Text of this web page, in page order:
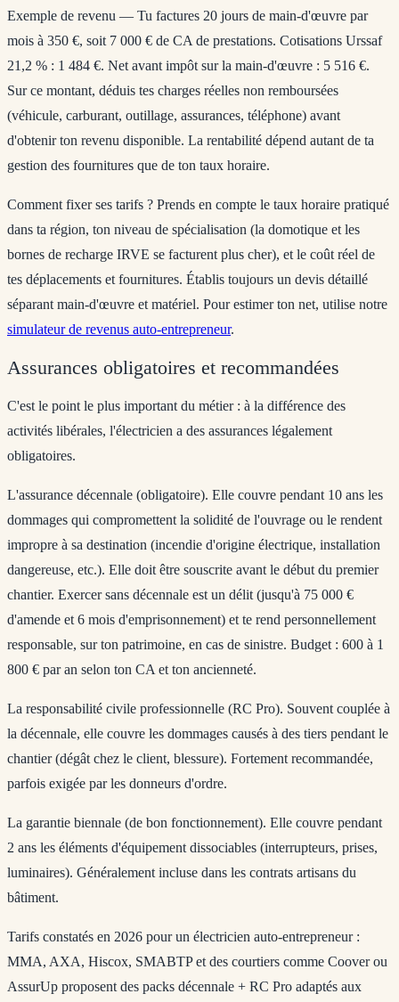
Exemple de revenu — Tu factures 20 jours de main-d'œuvre par
mois à 350 €, soit 7 000 € de CA de prestations. Cotisations Urssaf
21,2 % : 1 484 €. Net avant impôt sur la main-d'œuvre : 5 516 €.
Sur ce montant, déduis tes charges réelles non remboursées
(véhicule, carburant, outillage, assurances, téléphone) avant
d'obtenir ton revenu disponible. La rentabilité dépend autant de ta
gestion des fournitures que de ton taux horaire.
Comment fixer ses tarifs ? Prends en compte le taux horaire pratiqué
dans ta région, ton niveau de spécialisation (la domotique et les
bornes de recharge IRVE se facturent plus cher), et le coût réel de
tes déplacements et fournitures. Établis toujours un devis détaillé
séparant main-d'œuvre et matériel. Pour estimer ton net, utilise notre
simulateur de revenus auto-entrepreneur.
Assurances obligatoires et recommandées
C'est le point le plus important du métier : à la différence des
activités libérales, l'électricien a des assurances légalement
obligatoires.
L'assurance décennale (obligatoire). Elle couvre pendant 10 ans les
dommages qui compromettent la solidité de l'ouvrage ou le rendent
impropre à sa destination (incendie d'origine électrique, installation
dangereuse, etc.). Elle doit être souscrite avant le début du premier
chantier. Exercer sans décennale est un délit (jusqu'à 75 000 €
d'amende et 6 mois d'emprisonnement) et te rend personnellement
responsable, sur ton patrimoine, en cas de sinistre. Budget : 600 à 1
800 € par an selon ton CA et ton ancienneté.
La responsabilité civile professionnelle (RC Pro). Souvent couplée à
la décennale, elle couvre les dommages causés à des tiers pendant le
chantier (dégât chez le client, blessure). Fortement recommandée,
parfois exigée par les donneurs d'ordre.
La garantie biennale (de bon fonctionnement). Elle couvre pendant
2 ans les éléments d'équipement dissociables (interrupteurs, prises,
luminaires). Généralement incluse dans les contrats artisans du
bâtiment.
Tarifs constatés en 2026 pour un électricien auto-entrepreneur :
MMA, AXA, Hiscox, SMABTP et des courtiers comme Coover ou
AssurUp proposent des packs décennale + RC Pro adaptés aux